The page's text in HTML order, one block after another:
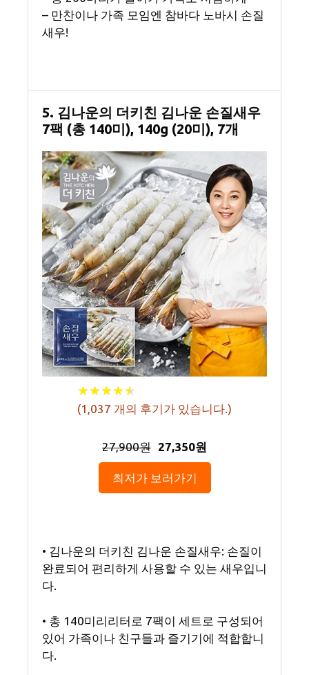
– 만찬이나 가족 모임엔 참바다 노바시 손질
새우!
5. 김나운의 더키친 김나운 손질새우
7팩 (총 140미), 140g (20미), 7개
★★★★★
★★★★★
(1,037 개의 후기가 있습니다.)
27,900원 27,350원
최저가 보러가기
• 김나운의 더키친 김나운 손질새우: 손질이
완료되어 편리하게 사용할 수 있는 새우입니
다.
• 총 140미리리터로 7팩이 세트로 구성되어
있어 가족이나 친구들과 즐기기에 적합합니
다.